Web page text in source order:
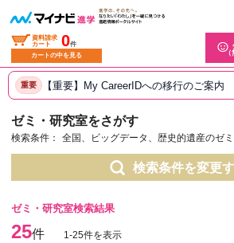
資料請求
カート
0件
カートの中を見る
（
重要 【重要】My CareerIDへの移行のご案内
ゼミ・研究室をさがす
検索条件： 全国、ビッグデータ、歴史的遺産のゼ
検索条件を変更
ゼミ・研究室検索結果
25件 1-25件を表示